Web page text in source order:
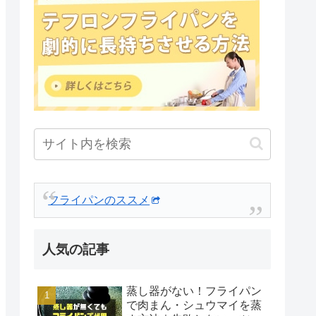
フライパンのススメ
人気の記事
蒸し器がない！フライパン
で肉まん・シュウマイを蒸